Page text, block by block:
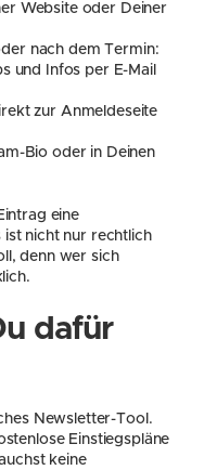
Website oder Deiner
nach dem Termin:
und Infos per E-Mail
zur Anmeldeseite
Bio oder in Deinen
eine
ist nicht nur rechtlich
denn wer sich
dafür
Newsletter-Tool.
Einstiegspläne
keine